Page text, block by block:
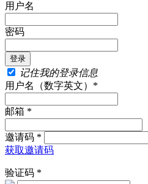
用户名
密码
记住我的登录信息
用户名（数字英文）*
邮箱 *
邀请码 *
获取邀请码
验证码 *